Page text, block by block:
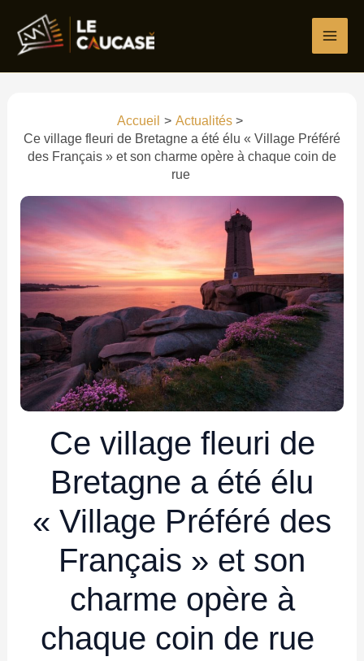
contenu
Accueil
Actualités
Ce village fleuri de Bretagne a été élu « Village Préféré
des Français » et son charme opère à chaque coin de
rue
Ce village fleuri de
Bretagne a été élu
« Village Préféré des
Français » et son
charme opère à
chaque coin de rue
ici…
mail*